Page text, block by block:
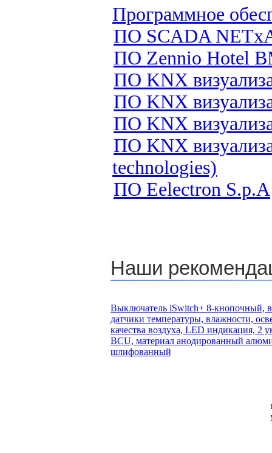
Программное
ПО SCADA
ПО Zennio Hotel
ПО KNX
ПО KNX
ПО KNX
ПО KNX
technologies)
ПО Eelectron S.p.A
Наши
Выключатель iSwitch+ 8-кнопочный,
датчики температуры, влажности,
качества воздуха, LED индикация, 2
BCU, материал анодированный
шлифованный